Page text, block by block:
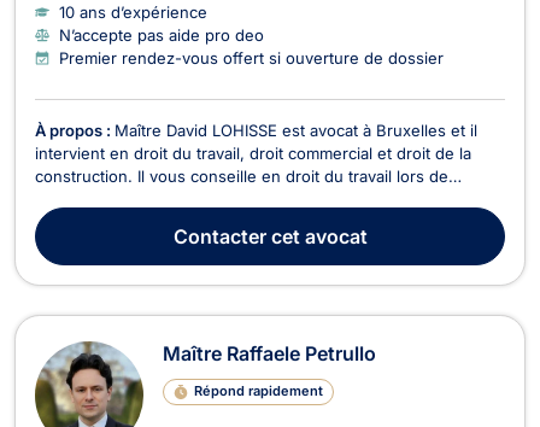
10 ans d’expérience
N’accepte pas aide pro deo
Premier rendez-vous offert si ouverture de dossier
À propos : Maître David LOHISSE est avocat à Bruxelles et il
intervient en droit du travail, droit commercial et droit de la
construction. Il vous conseille en droit du travail lors de
ou pour la rédaction des accords d'entreprise ou des contrats
de travail ainsi que des clause...
Contactercet avocat
Maître Raffaele Petrullo
Répond rapidement